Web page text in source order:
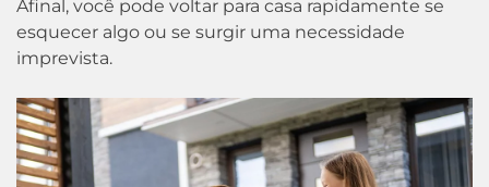
Afinal, você pode voltar para casa rapidamente se
esquecer algo ou se surgir uma necessidade
imprevista.